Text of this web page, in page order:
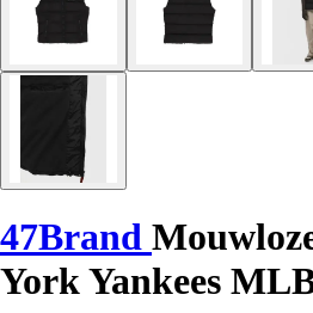
47Brand
York Yankees